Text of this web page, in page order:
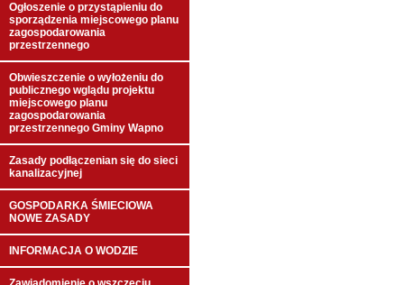
Ogłoszenie o przystąpieniu do
sporządzenia miejscowego planu
zagospodarowania
przestrzennego
Obwieszczenie o wyłożeniu do
publicznego wglądu projektu
miejscowego planu
zagospodarowania
przestrzennego Gminy Wapno
Zasady podłączenian się do sieci
kanalizacyjnej
GOSPODARKA ŚMIECIOWA
NOWE ZASADY
INFORMACJA O WODZIE